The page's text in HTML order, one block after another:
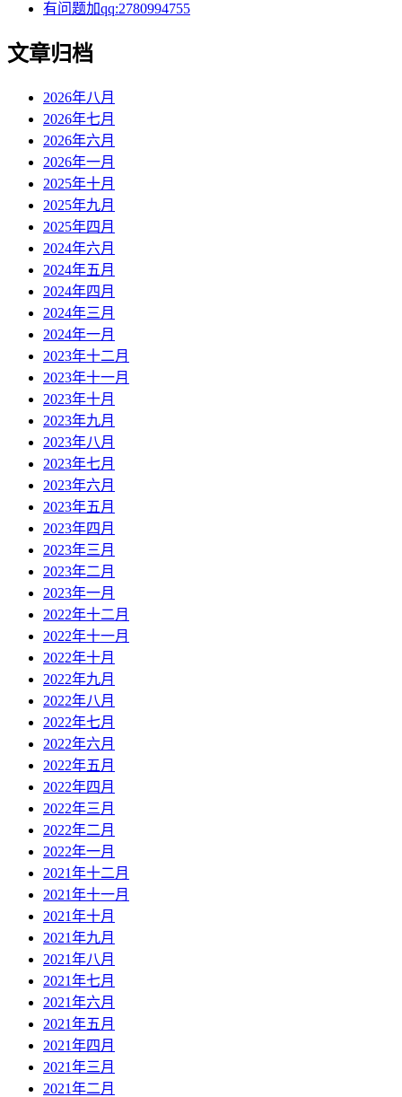
有问题加qq:2780994755
文章归档
2026年八月
2026年七月
2026年六月
2026年一月
2025年十月
2025年九月
2025年四月
2024年六月
2024年五月
2024年四月
2024年三月
2024年一月
2023年十二月
2023年十一月
2023年十月
2023年九月
2023年八月
2023年七月
2023年六月
2023年五月
2023年四月
2023年三月
2023年二月
2023年一月
2022年十二月
2022年十一月
2022年十月
2022年九月
2022年八月
2022年七月
2022年六月
2022年五月
2022年四月
2022年三月
2022年二月
2022年一月
2021年十二月
2021年十一月
2021年十月
2021年九月
2021年八月
2021年七月
2021年六月
2021年五月
2021年四月
2021年三月
2021年二月